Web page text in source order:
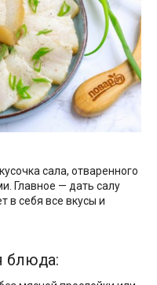
сала, отваренного
Главное — дать салу
в себя все вкусы и
блюда: